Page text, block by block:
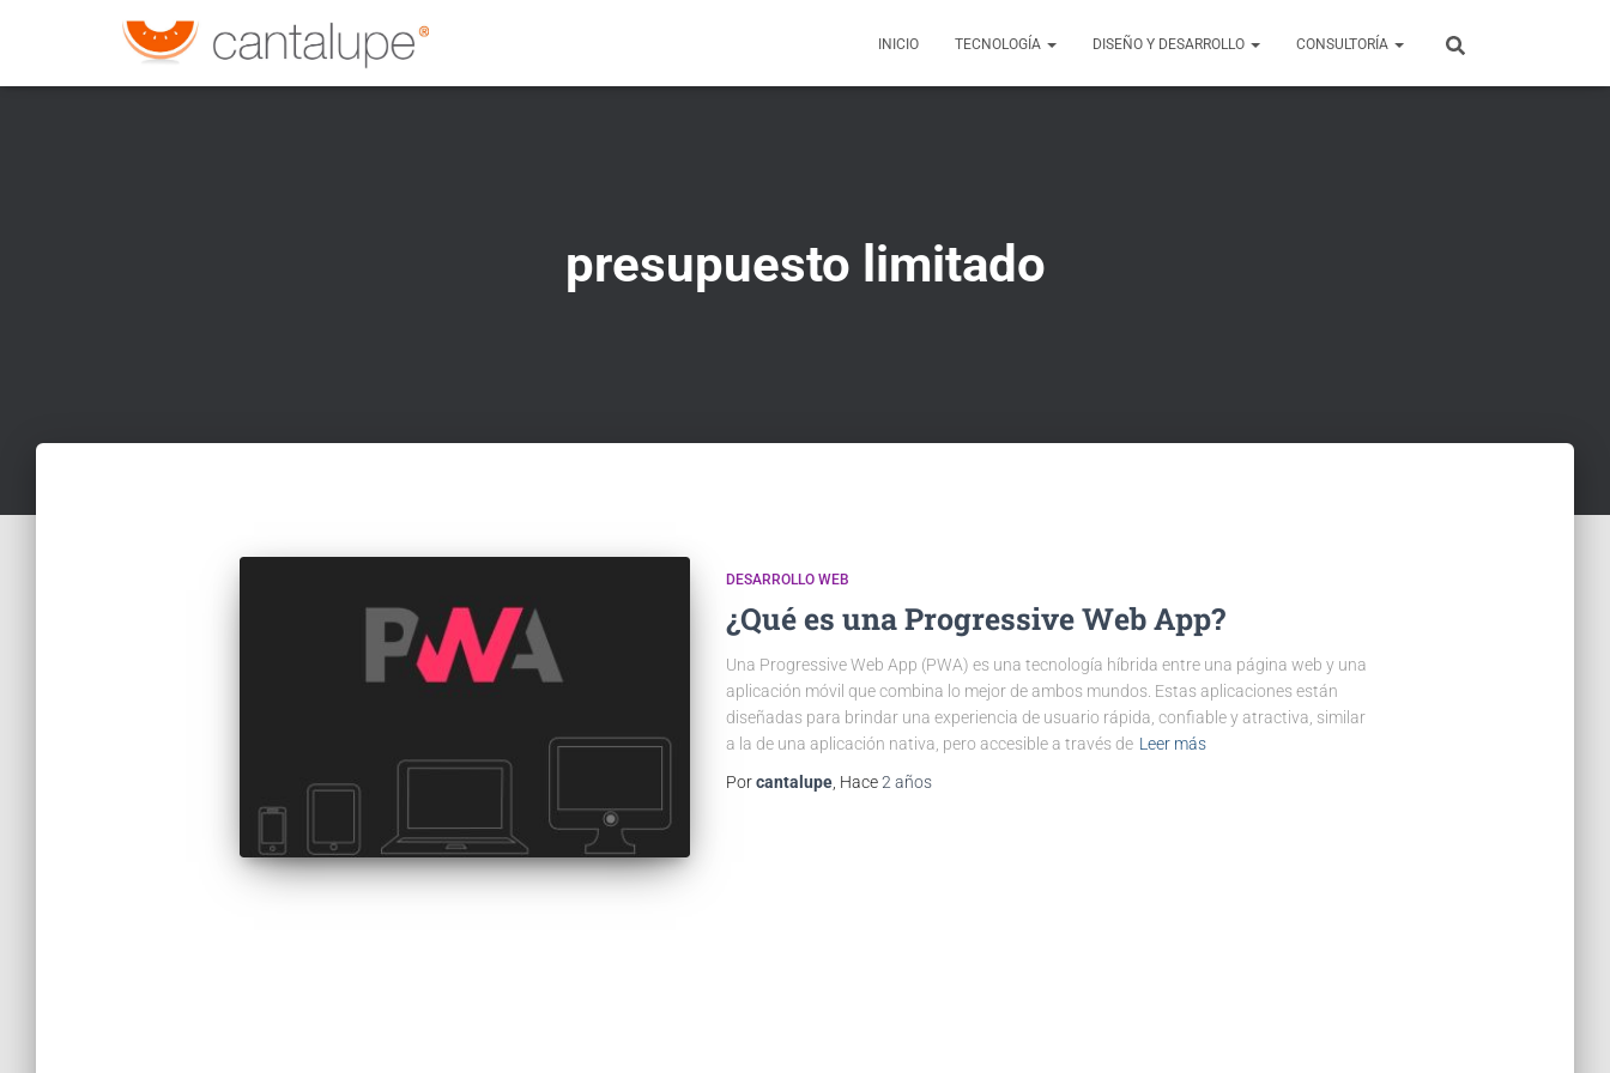
INICIO TECNOLOGÍA DISEÑO Y DESARROLLO CONSULTORÍA
presupuesto limitado
DESARROLLO WEB
¿Qué es una Progressive Web App?
Una Progressive Web App (PWA) es una tecnología híbrida entre una página web y una
aplicación móvil que combina lo mejor de ambos mundos. Estas aplicaciones están
diseñadas para brindar una experiencia de usuario rápida, confiable y atractiva, similar
a la de una aplicación nativa, pero accesible a través de Leer más
Porcantalupe, Hace2 años